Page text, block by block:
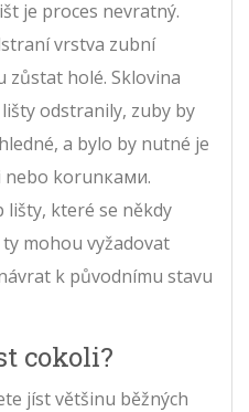
je proces nevratný.
vrstva zubní
zůstat holé. Sklovina
odstranily, zuby by
a bylo by nutné je
korunками.
lišty, které se někdy
mohou vyžadovat
k původnímu stavu
cokoli?
jíst většinu běžných